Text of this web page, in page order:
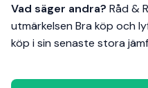
Vad säger andra? Råd &
utmärkelsen Bra köp och
köp i sin senaste stora